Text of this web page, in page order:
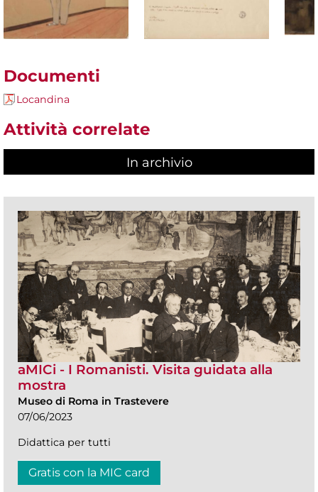
Documenti
Locandina
Attività correlate
In archivio
aMICi - I Romanisti. Visita guidata alla
mostra
Museo di Roma in Trastevere
07/06/2023
Didattica per tutti
Gratis con la MIC card